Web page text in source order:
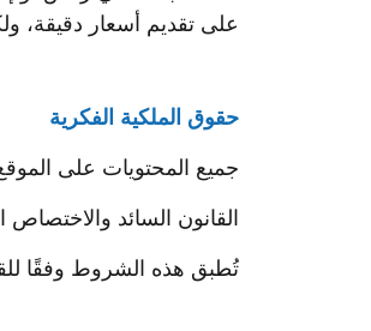
على تقديم أسعار دقيقة،
حقوق الملكية الفكرية
جميع المحتويات على
القانون السائد والاختصاص
تُطبق هذه الشروط وفقًا